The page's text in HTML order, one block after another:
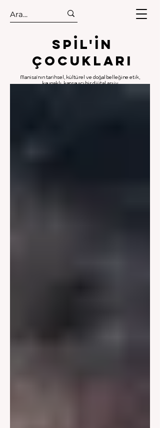
.
.
Spıl'in
Çocukları
Manisa'nın tarihsel, kültürel ve doğal belleğine etik,
kaynaklı, kapsayıcı bir dijital arşiv